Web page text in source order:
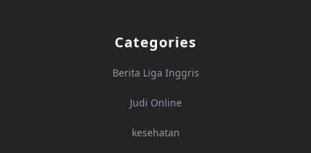
Categories
Berita Liga Inggris
Judi Online
kesehatan